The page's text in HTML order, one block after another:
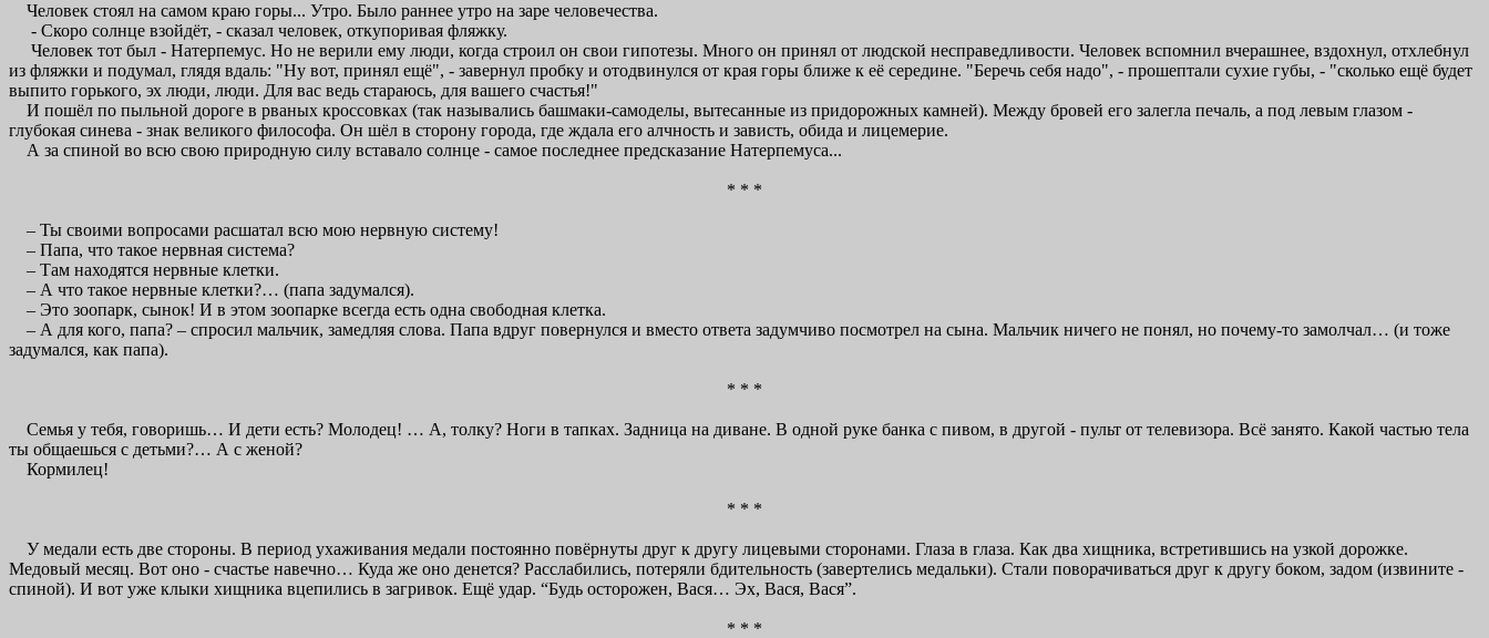
Человек стоял на самом краю горы... Утро. Было раннее утро на заре человечества.
- Скоро солнце взойдёт, - сказал человек, откупоривая фляжку.
Человек тот был - Натерпемус. Но не верили ему люди, когда строил он свои гипотезы. Много он принял от людской несправедливости. Человек вспомнил вчерашнее, вздохнул, отхлебнул
из фляжки и подумал, глядя вдаль: "Ну вот, принял ещё", - завернул пробку и отодвинулся от края горы ближе к её середине. "Беречь себя надо", - прошептали сухие губы, - "сколько ещё будет
выпито горького, эх люди, люди. Для вас ведь стараюсь, для вашего счастья!"
И пошёл по пыльной дороге в рваных кроссовках (так назывались башмаки-самоделы, вытесанные из придорожных камней). Между бровей его залегла печаль, а под левым глазом -
глубокая синева - знак великого философа. Он шёл в сторону города, где ждала его алчность и зависть, обида и лицемерие.
А за спиной во всю свою природную силу вставало солнце - самое последнее предсказание Натерпемуса...
* * *
– Ты своими вопросами расшатал всю мою нервную систему!
– Папа, что такое нервная система?
– Там находятся нервные клетки.
– А что такое нервные клетки?… (папа задумался).
– Это зоопарк, сынок! И в этом зоопарке всегда есть одна свободная клетка.
– А для кого, папа? – спросил мальчик, замедляя слова. Папа вдруг повернулся и вместо ответа задумчиво посмотрел на сына. Мальчик ничего не понял, но почему-то замолчал… (и тоже
задумался, как папа).
* * *
Семья у тебя, говоришь… И дети есть? Молодец! … А, толку? Ноги в тапках. Задница на диване. В одной руке банка с пивом, в другой - пульт от телевизора. Всё занято. Какой частью тела
ты общаешься с детьми?… А с женой?
Кормилец!
* * *
У медали есть две стороны. В период ухаживания медали постоянно повёрнуты друг к другу лицевыми сторонами. Глаза в глаза. Как два хищника, встретившись на узкой дорожке.
Медовый месяц. Вот оно - счастье навечно… Куда же оно денется? Расслабились, потеряли бдительность (завертелись медальки). Стали поворачиваться друг к другу боком, задом (извините -
спиной). И вот уже клыки хищника вцепились в загривок. Ещё удар. “Будь осторожен, Вася… Эх, Вася, Вася”.
* * *